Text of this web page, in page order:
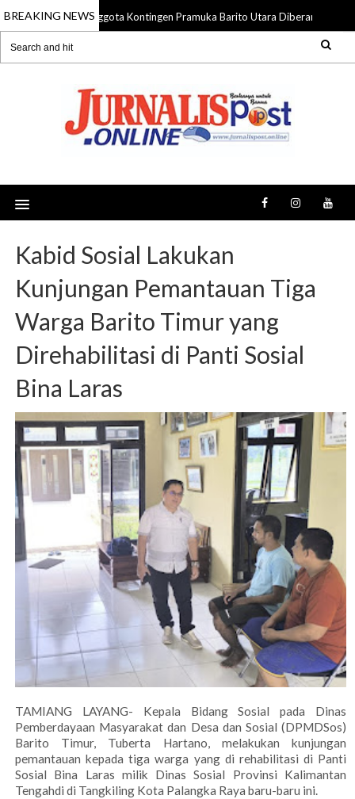
BREAKING NEWS
09 Aug 2026 58 Anggota Kontingen Pramuka Barito Utara Diberangkatkan
Kabid Sosial Lakukan
Kunjungan Pemantauan Tiga
Warga Barito Timur yang
Direhabilitasi di Panti Sosial
Bina Laras
TAMIANG LAYANG- Kepala Bidang Sosial pada Dinas
Pemberdayaan Masyarakat dan Desa dan Sosial (DPMDSos)
Barito Timur, Tuberta Hartano, melakukan kunjungan
pemantauan kepada tiga warga yang di rehabilitasi di Panti
Sosial Bina Laras milik Dinas Sosial Provinsi Kalimantan
Tengahdi di Tangkiling Kota Palangka Raya baru-baru ini.